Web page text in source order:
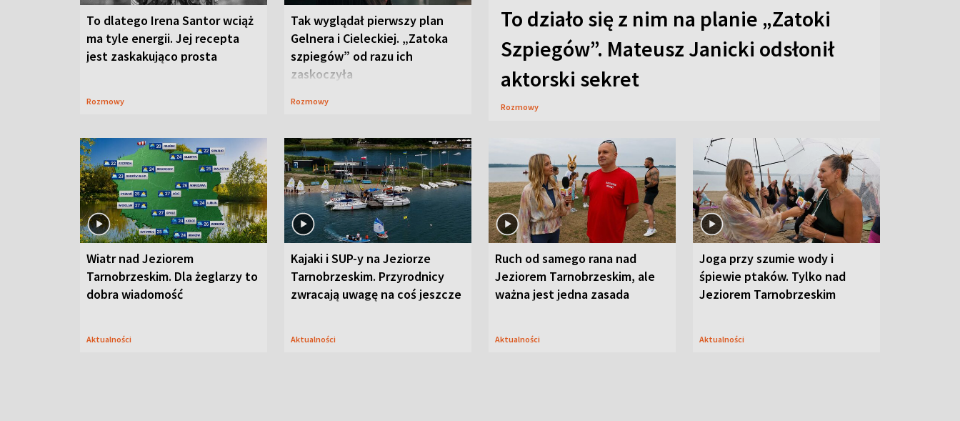
To dlatego Irena Santor wciąż
ma tyle energii. Jej recepta
jest zaskakująco prosta
Rozmowy
Tak wyglądał pierwszy plan
Gelnera i Cieleckiej. „Zatoka
szpiegów” od razu ich
zaskoczyła
Rozmowy
To działo się z nim na planie „Zatoki
Szpiegów”. Mateusz Janicki odsłonił
aktorski sekret
Rozmowy
Wiatr nad Jeziorem
Tarnobrzeskim. Dla żeglarzy to
dobra wiadomość
Aktualności
Kajaki i SUP-y na Jeziorze
Tarnobrzeskim. Przyrodnicy
zwracają uwagę na coś jeszcze
Aktualności
Ruch od samego rana nad
Jeziorem Tarnobrzeskim, ale
ważna jest jedna zasada
Aktualności
Joga przy szumie wody i
śpiewie ptaków. Tylko nad
Jeziorem Tarnobrzeskim
Aktualności